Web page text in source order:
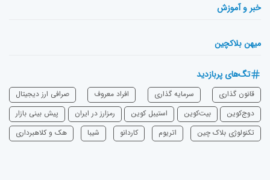
خبر و آموزش
میهن بلاکچین
تگ‌های پربازدید
قانون گذاری سرمایه‌ گذاری افراد معروف
صرافی ارز دیجیتال
دوج‌کوین
بیت‌کوین استیبل کوین رمزارز در ایران
پیش بینی بازار
تکنولوژی بلاک چین
اتریوم ‌کاردانو شیبا هک و کلاهبرداری